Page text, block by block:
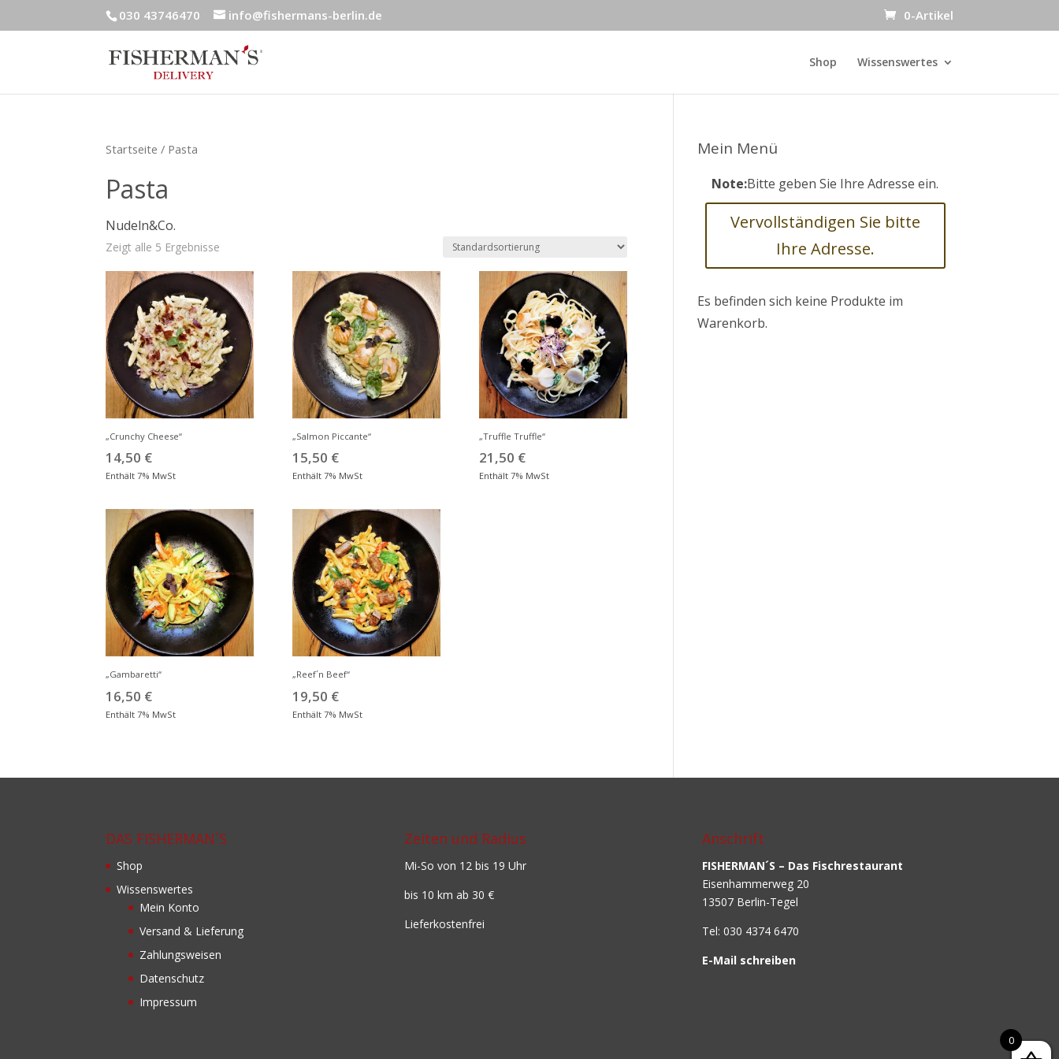
030 43746470 info@fishermans-berlin.de 0-Artikel
Shop Wissenswertes
Startseite / Pasta
Pasta
Nudeln&Co.
Zeigt alle 5 Ergebnisse
„Crunchy Cheese“
14,50 €
Enthält 7% MwSt
„Salmon Piccante“
15,50 €
Enthält 7% MwSt
„Truffle Truffle“
21,50 €
Enthält 7% MwSt
„Gambaretti“
16,50 €
Enthält 7% MwSt
„Reef´n Beef“
19,50 €
Enthält 7% MwSt
Mein Menü
Note:Bitte geben Sie Ihre Adresse ein.
Vervollständigen Sie bitte
Ihre Adresse.
Es befinden sich keine Produkte im
Warenkorb.
DAS FISHERMAN´S
Shop
Wissenswertes
Mein Konto
Versand & Lieferung
Zahlungsweisen
Datenschutz
Impressum
Zeiten und Radius
Mi-So von 12 bis 19 Uhr
bis 10 km ab 30 €
Lieferkostenfrei
Anschrift
FISHERMAN´S – Das Fischrestaurant
Eisenhammerweg 20
13507 Berlin-Tegel
Tel: 030 4374 6470
E-Mail schreiben
0